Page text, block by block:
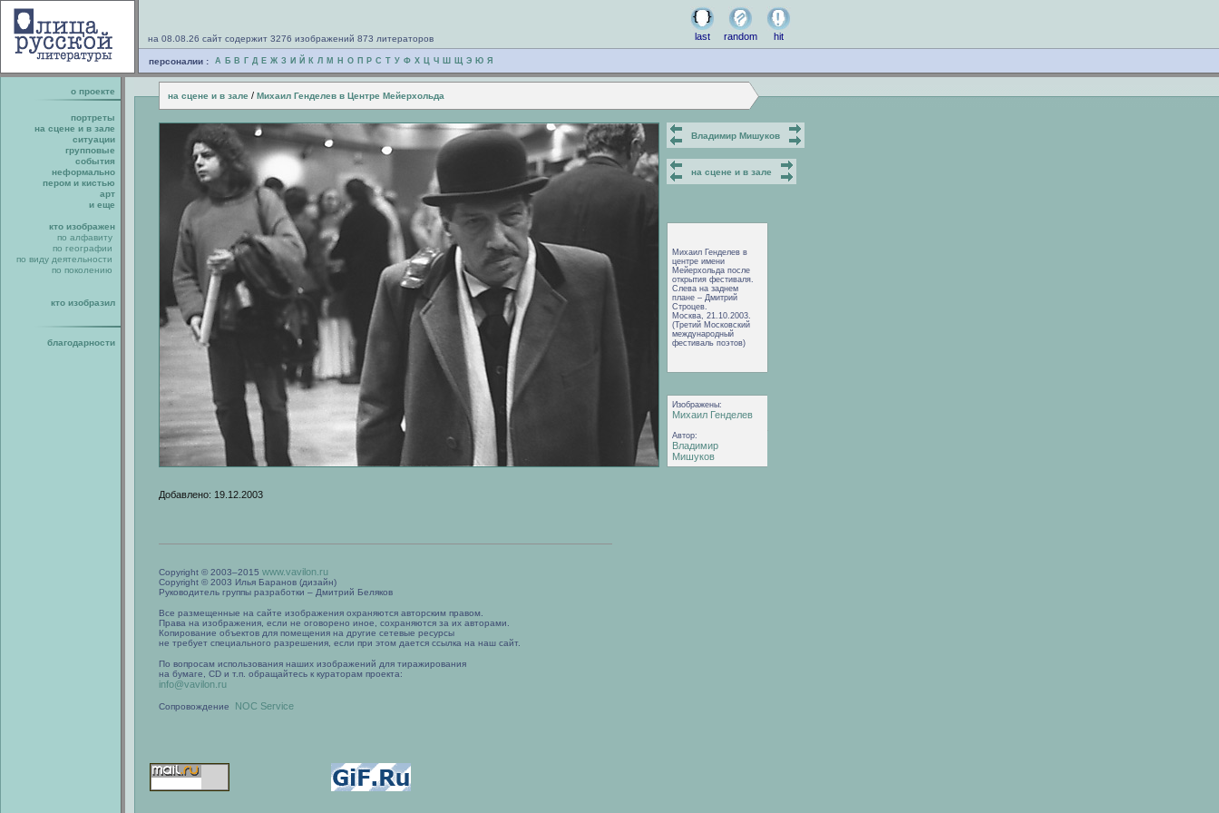
на 08.08.26 сайт содержит 3276 изображений 873 литераторов last random hit
персоналии : А Б В Г Д Е Ж З И Й К Л М Н О П Р С Т У Ф Х Ц Ч Ш Щ Э Ю Я
о проекте на сцене и в зале / Михаил Генделев в Центре Мейерхольда
портреты
на сцене и в зале
ситуации
групповые
события
неформально
пером и кистью
арт
и еще
кто изображен
по алфавиту
по географии
по виду деятельности
по поколению
кто изобразил
благодарности
Владимир Мишуков
на сцене и в зале
Михаил Генделев в
центре имени
Мейерхольда после
открытия фестиваля.
Слева на заднем
плане – Дмитрий
Строцев.
Москва, 21.10.2003.
(Третий Московский
международный
фестиваль поэтов)
Изображены:
Михаил Генделев
Автор:
Владимир
Мишуков
Добавлено: 19.12.2003
Copyright © 2003–2015 www.vavilon.ru
Copyright © 2003 Илья Баранов (дизайн)
Руководитель группы разработки – Дмитрий Беляков
Все размещенные на сайте изображения охраняются авторским правом.
Права на изображения, если не оговорено иное, сохраняются за их авторами.
Копирование объектов для помещения на другие сетевые ресурсы
не требует специального разрешения, если при этом дается ссылка на наш сайт.
По вопросам использования наших изображений для тиражирования
на бумаге, CD и т.п. обращайтесь к кураторам проекта:
info@vavilon.ru
Сопровождение NOC Service